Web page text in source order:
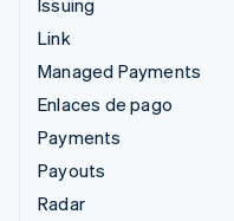
Issuing
Link
Managed Payments
Enlaces de pago
Payments
Payouts
Radar